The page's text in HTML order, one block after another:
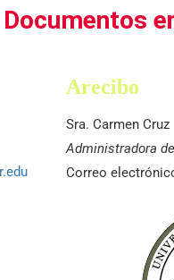
Arecibo
Sra. Carmen Cruz
Administradora
Correo